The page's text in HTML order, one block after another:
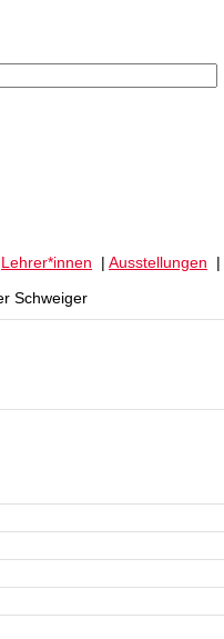
Lehrer*innen | Ausstellungen |
Schweiger